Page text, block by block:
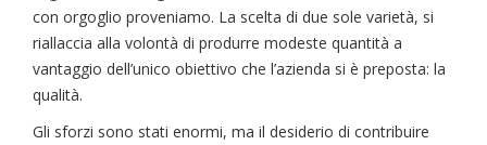
con orgoglio proveniamo. La scelta di due sole varietà, si
riallaccia alla volontà di produrre modeste quantità a
vantaggio dell’unico obiettivo che l’azienda si è preposta: la
qualità.
Gli sforzi sono stati enormi, ma il desiderio di contribuire